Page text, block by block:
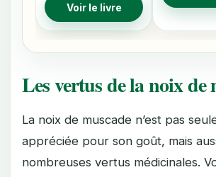
Voir le livre
Les vertus de la noix de
La noix de muscade n’est pas
appréciée pour son goût, mais
nombreuses vertus médicinales.